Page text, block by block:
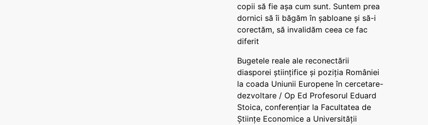
copii să fie așa cum sunt. Suntem prea
dornici să îi băgăm în șabloane și să-i
corectăm, să invalidăm ceea ce fac
diferit
Bugetele reale ale reconectării
diasporei științifice și poziția României
la coada Uniunii Europene în cercetare-
dezvoltare / Op Ed Profesorul Eduard
Stoica, conferențiar la Facultatea de
Științe Economice a Universității